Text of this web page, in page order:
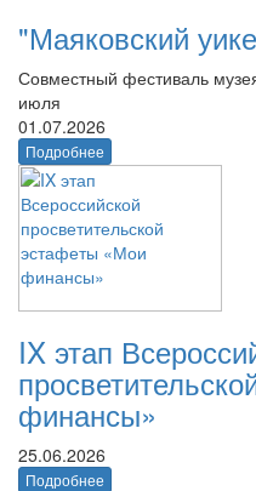
"Маяковский
Совместный фестиваль
июля
01.07.2026
Подробнее
IX этап
финансы»
25.06.2026
Подробнее